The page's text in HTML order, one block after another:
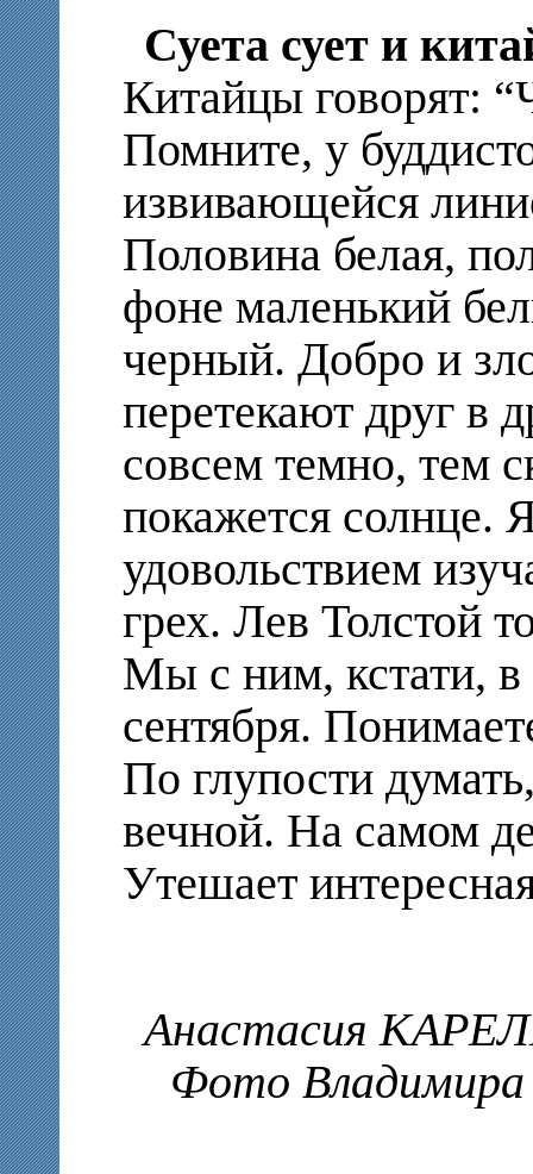
Суета сует и
Китайцы говорят:
Помните, у
извивающейся
Половина белая,
фоне маленький
черный. Добро и
перетекают друг в
совсем темно, тем
покажется солнце.
удовольствием
грех. Лев Толстой
Мы с ним, кстати,
сентября.
По глупости
вечной. На самом
Утешает
Анастасия
Фото